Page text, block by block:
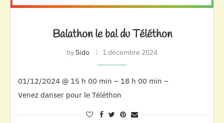
Balathon le bal du Téléthon
bySido 1 décembre 2024
01/12/2024 @ 15 h 00 min – 18 h 00 min –
Venez danser pour le Téléthon